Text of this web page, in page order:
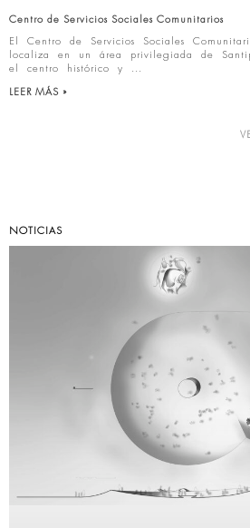
Centro de Servicios Sociales Comunitarios
El Centro de Servicios Sociales
localiza en un área privilegiada de
el centro histórico y
LEER MÁS »
NOTICIAS